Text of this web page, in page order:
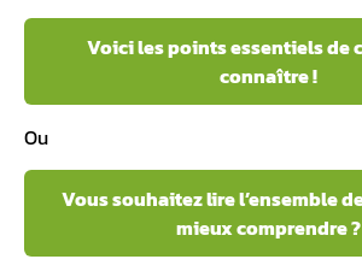
Voici les points essentiels de
connaître !
Ou
Vous souhaitez lire l’ensemble
mieux comprendre ?